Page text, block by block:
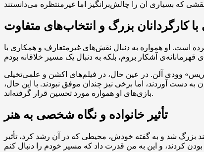
کارگردانان بزرگ و انتخاب‌های متفاوت
است. او همواره به دنبال نقش‌های غیرمتعارف و همکاری با
در پاریس» وودی آلن. در عین حال، در فیلم‌های اکشن و علمی‌تخیلی
دست آوردند، اما برخی نیز چندان موفق نبودند. با این حال،
بازی‌های او همواره مورد تحسین قرار گرفته‌اند.
تأثیر خانواده و نگاه شخصی به هنر
بزرگ شد و به گفته خودش، محیطی که در آن رشد کرد، تأثیر